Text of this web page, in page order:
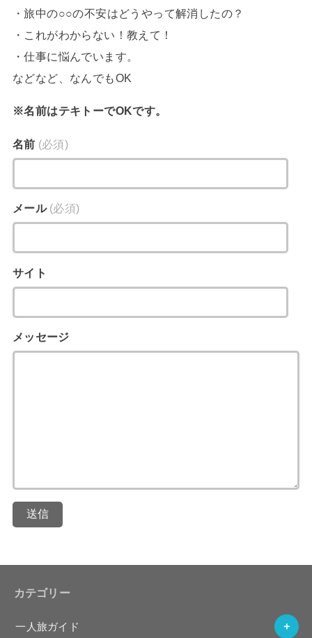
・旅中の○○の不安はどうやって解消したの？
・これがわからない！教えて！
・仕事に悩んでいます。
などなど、なんでもOK
※名前はテキトーでOKです。
名前 (必須)
メール (必須)
サイト
メッセージ
送信
カテゴリー
一人旅ガイド